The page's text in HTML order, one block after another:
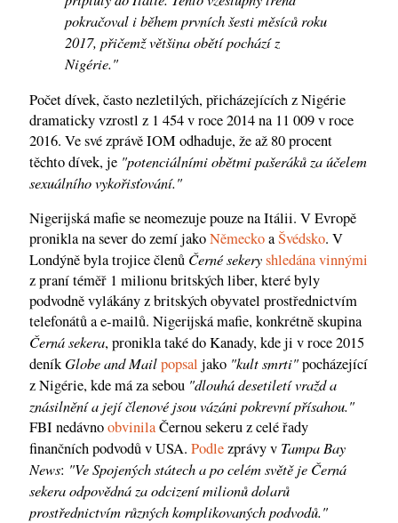
pokračoval i během prvních šesti měsíců roku
2017, přičemž většina obětí pochází z
Nigérie."
Počet dívek, často nezletilých, přicházejících z Nigérie
dramaticky vzrostl z 1 454 v roce 2014 na 11 009 v roce
2016. Ve své zprávě IOM odhaduje, že až 80 procent
těchto dívek, je "potenciálními obětmi pašeráků za účelem
sexuálního vykořisťování."
Nigerijská mafie se neomezuje pouze na Itálii. V Evropě
pronikla na sever do zemí jakoNěmeckoaŠvédsko. V
Londýně byla trojice členů Černé sekeryshledána vinnými
z praní téměř 1 milionu britských liber, které byly
podvodně vylákány z britských obyvatel prostřednictvím
telefonátů a e-mailů. Nigerijská mafie, konkrétně skupina
Černá sekera, pronikla také do Kanady, kde ji v roce 2015
deníkGlobe and Mailpopsal jako "kult smrti"pocházející
z Nigérie, kde má za sebou "dlouhá desetiletí vražd a
znásilnění a její členové jsou vázáni pokrevní přísahou."
FBI nedávnoobvinilaČernou sekeru z celé řady
finančních podvodů v USA. Podlezprávy v Tampa Bay
News: "Ve Spojených státech a po celém světě je Černá
sekera odpovědná za odcizení milionů dolarů
prostřednictvím různých komplikovaných podvodů."